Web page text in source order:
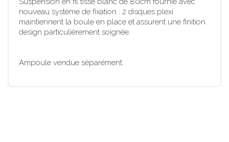
nouveau système de fixation : 2 disques plexi
maintiennent la boule en place et assurent une finition
design particulièrement soignée.
Ampoule vendue séparément.